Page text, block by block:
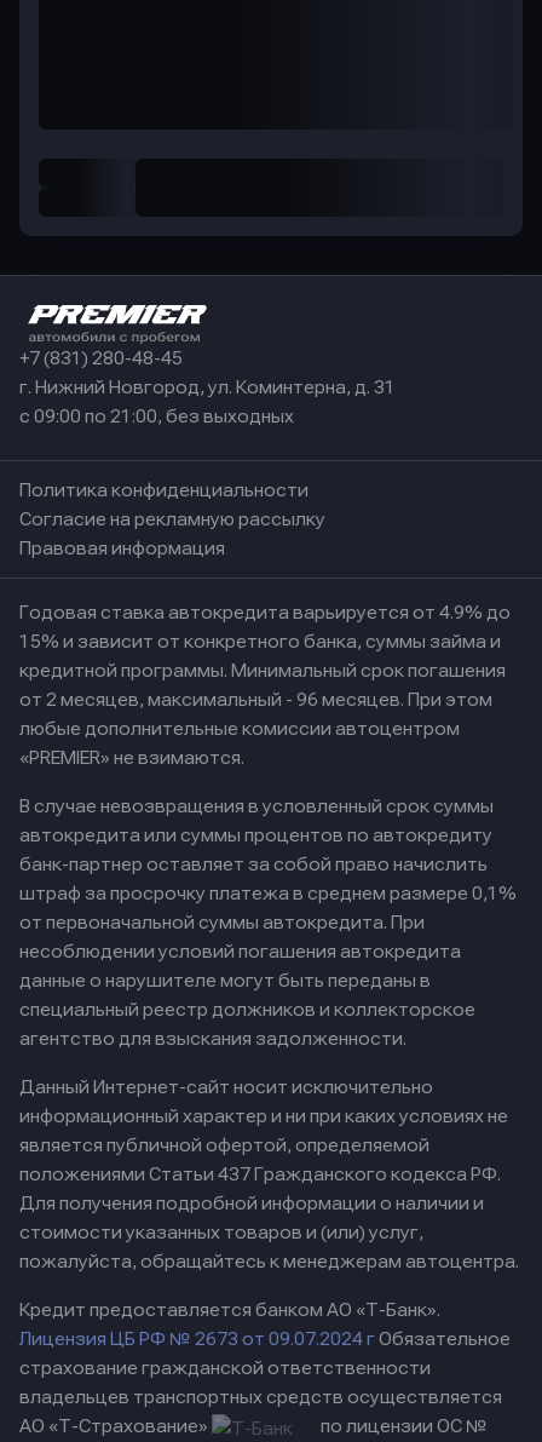
+7 (831) 280-48-45
г. Нижний Новгород, ул. Коминтерна, д. 31
с 09:00 по 21:00, без выходных
Политика конфиденциальности
Согласие на рекламную рассылку
Правовая информация
Годовая ставка автокредита варьируется от 4.9% до
15% и зависит от конкретного банка, суммы займа и
кредитной программы. Минимальный срок погашения
от 2 месяцев, максимальный - 96 месяцев. При этом
любые дополнительные комиссии автоцентром
«PREMIER» не взимаются.
В случае невозвращения в условленный срок суммы
автокредита или суммы процентов по автокредиту
банк-партнер оставляет за собой право начислить
штраф за просрочку платежа в среднем размере 0,1%
от первоначальной суммы автокредита. При
несоблюдении условий погашения автокредита
данные о нарушителе могут быть переданы в
специальный реестр должников и коллекторское
агентство для взыскания задолженности.
Данный Интернет-сайт носит исключительно
информационный характер и ни при каких условиях не
является публичной офертой, определяемой
положениями Статьи 437 Гражданского кодекса РФ.
Для получения подробной информации о наличии и
стоимости указанных товаров и (или) услуг,
пожалуйста, обращайтесь к менеджерам автоцентра.
Кредит предоставляется банком АО «Т-Банк».
Лицензия ЦБ РФ № 2673 от 09.07.2024 гОбязательное
страхование гражданской ответственности
владельцев транспортных средств осуществляется
АО «Т-Страхование»
по лицензии ОС №